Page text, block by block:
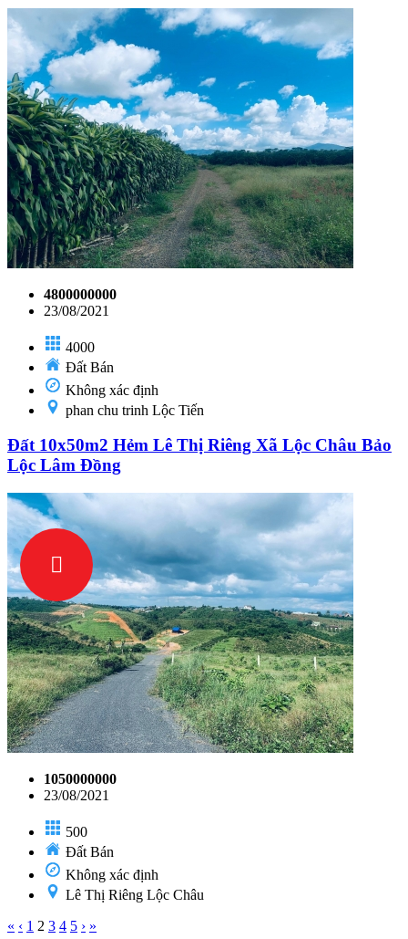
4800000000
23/08/2021
4000
Đất Bán
Không xác định
phan chu trinh Lộc Tiến
Đất 10x50m2 Hẻm Lê Thị Riêng Xã Lộc Châu Bảo
Lộc Lâm Đồng
1050000000
23/08/2021
500
Đất Bán
Không xác định
Lê Thị Riêng Lộc Châu
« ‹ 1 2 3 4 5 › »